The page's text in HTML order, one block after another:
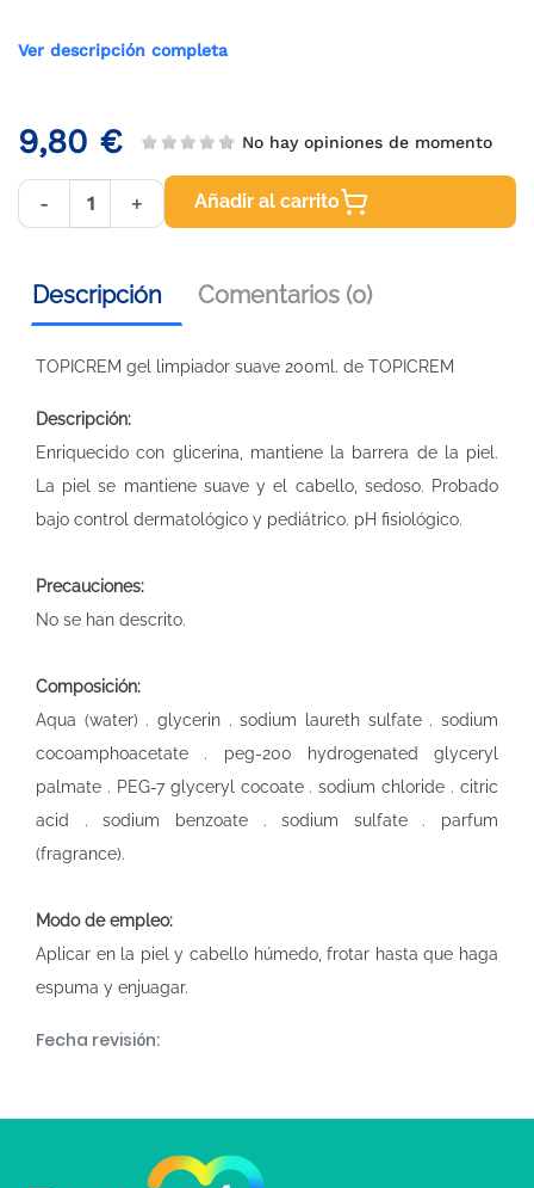
Ver descripción completa
9,80 € No hay opiniones de momento
- + Añadir al carrito
Descripción Comentarios (0)
TOPICREM gel limpiador suave 200ml. de TOPICREM
Descripción:
Enriquecido con glicerina, mantiene la barrera de la piel.
La piel se mantiene suave y el cabello, sedoso. Probado
bajo control dermatológico y pediátrico. pH fisiológico.
Precauciones:
No se han descrito.
Composición:
Aqua (water) . glycerin . sodium laureth sulfate . sodium
cocoamphoacetate . peg-200 hydrogenated glyceryl
palmate . PEG-7 glyceryl cocoate . sodium chloride . citric
acid . sodium benzoate . sodium sulfate . parfum
(fragrance).
Modo de empleo:
Aplicar en la piel y cabello húmedo, frotar hasta que haga
espuma y enjuagar.
Fecha revisión: